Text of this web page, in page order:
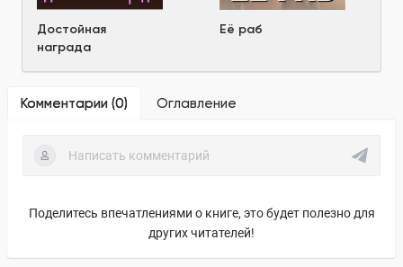
Достойная
награда
Её раб
Комментарии (0) Оглавление
Поделитесь впечатлениями о книге, это будет полезно для
других читателей!